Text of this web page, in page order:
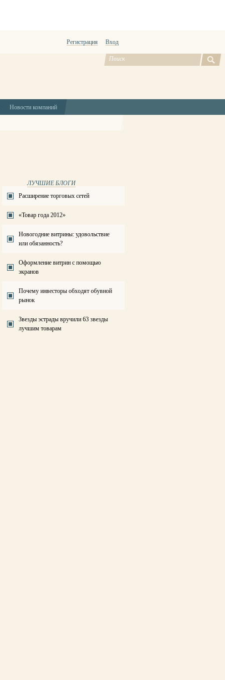
Регистрация Вход
Новости компаний
ЛУЧШИЕ БЛОГИ
Расширение торговых сетей
«Товар года 2012»
Новогодние витрины: удовольствие
или обязанность?
Оформление витрин с помощью
экранов
Почему инвесторы обходят обувной
рынок
Звезды эстрады вручили 63 звезды
лучшим товарам